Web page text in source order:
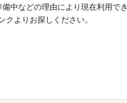
中などの理由により現在利用でき
よりお探しください。